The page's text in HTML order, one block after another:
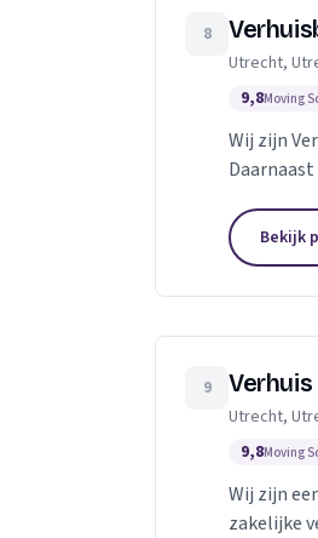
8
Utrecht,
9,8Moving
Wij zijn
Bekijk
9
Utrecht,
9,8Moving
Wij zijn
zakelijke